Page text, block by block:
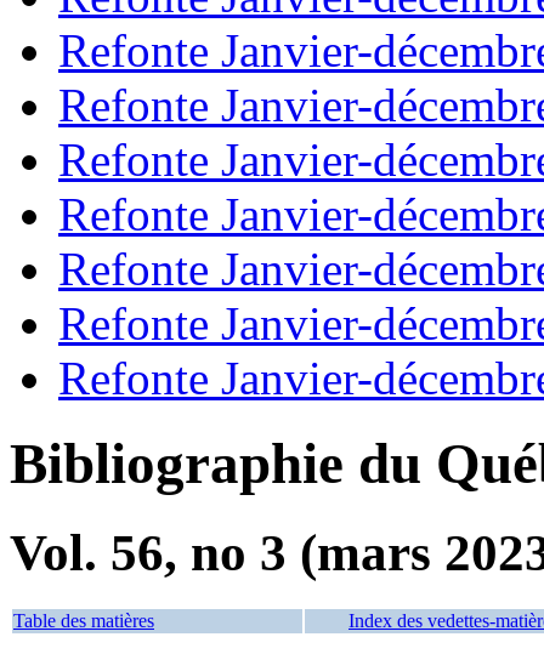
Refonte Janvier-
Refonte Janvier-
Refonte Janvier-
Refonte Janvier-
Refonte Janvier-
Refonte Janvier-
Refonte Janvier-
Bibliographie du
Vol. 56, no 3 (mars
Table des matières Index des vedettes-